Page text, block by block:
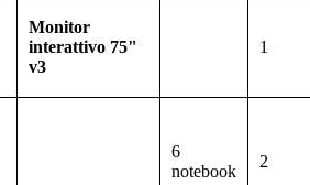
Monitor
interattivo 75"
v3
1
6
notebook
2